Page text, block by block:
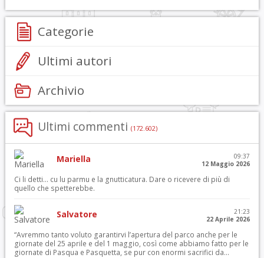
Categorie
Ultimi autori
Archivio
Ultimi commenti (172.602)
Mariella
09:37
12 Maggio 2026
Ci li detti… cu lu parmu e la gnutticatura. Dare o ricevere di più di
quello che spetterebbe.
Salvatore
21:23
22 Aprile 2026
“Avremmo tanto voluto garantirvi l’apertura del parco anche per le
giornate del 25 aprile e del 1 maggio, così come abbiamo fatto per le
giornate di Pasqua e Pasquetta, se pur con enormi sacrifici da...